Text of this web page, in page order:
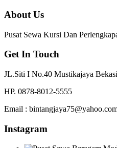
About Us
Pusat Sewa Kursi Dan
Get In Touch
JL.Siti I No.40 Mustikajaya
HP. 0878-8012-5555
Email :
Instagram